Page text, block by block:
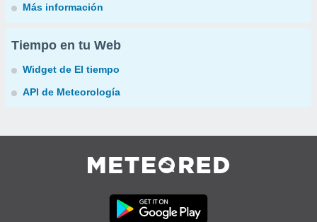
Más información
Tiempo en tu Web
Widget de El tiempo
API de Meteorología